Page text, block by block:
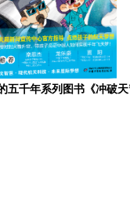
五千年系列图书《冲破